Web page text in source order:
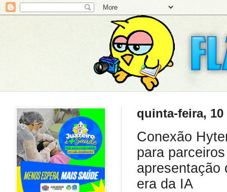
quinta-feira,
Conexão
para
apresentação
era da IA